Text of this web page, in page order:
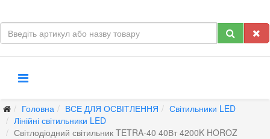
Головна ВСЕ ДЛЯ ОСВІТЛЕННЯ
Світильники LED
Лінійні світильники LED
Світлодіодний світильник TETRA-40 40Вт 4200K HOROZ